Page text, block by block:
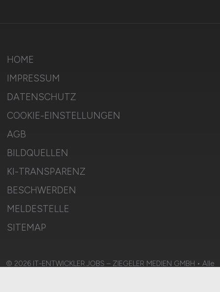
HOME
IMPRESSUM
DATENSCHUTZ
COOKIE-EINSTELLUNGEN
AGB
BILDQUELLEN
KI-TRANSPARENZ
BESCHWERDEN
MELDESTELLE
SITEMAP
© 2026 IT-ENTWICKLER.JOBS – ZIEGELER MEDIEN GMBH • Alle